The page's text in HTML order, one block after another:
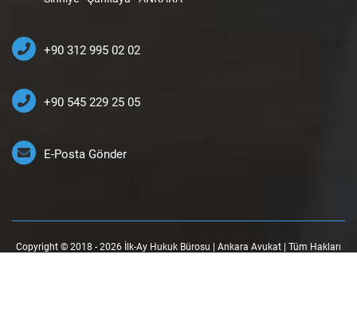
+90 312 995 02 02
+90 545 229 25 05
E-Posta Gönder
Copyright © 2018 - 2026 İlk-Ay Hukuk Bürosu | Ankara Avukat | Tüm Hakları